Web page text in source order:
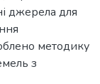
джерела для
методику
з